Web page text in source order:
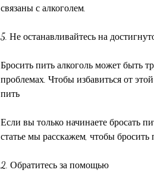
связаны с алкоголем.
5. Не останавливайтесь на
Бросить пить алкоголь может быть
проблемах. Чтобы избавиться от
пить
Если вы только начинаете бросать
статье мы расскажем, чтобы бросить
2. Обратитесь за помощью